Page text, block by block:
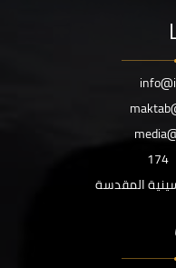
174
المقدسة